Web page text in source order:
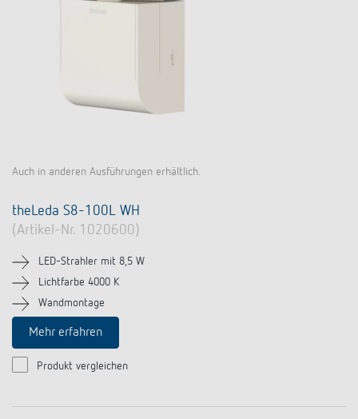
Auch in anderen Ausführungen erhältlich.
theLeda S8-100L WH
(Artikel-Nr. 1020600)
LED-Strahler mit 8,5 W
Lichtfarbe 4000 K
Wandmontage
Mehr erfahren
Produkt vergleichen